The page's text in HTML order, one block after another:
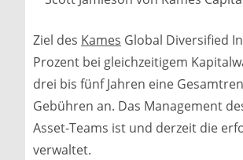
Ziel des Kames Global Diversified
Prozent bei gleichzeitigem
drei bis fünf Jahren eine
Gebühren an. Das Management
Asset-Teams ist und derzeit die
verwaltet.